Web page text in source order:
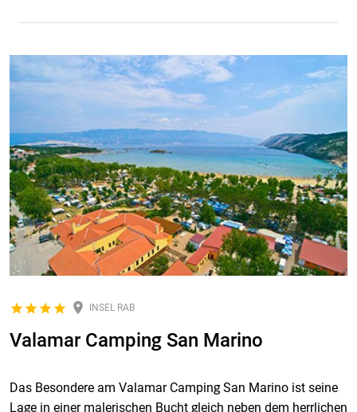
INSEL RAB
Valamar Camping San Marino
Das Besondere am Valamar Camping San Marino ist seine
Lage in einer malerischen Bucht gleich neben dem herrlichen